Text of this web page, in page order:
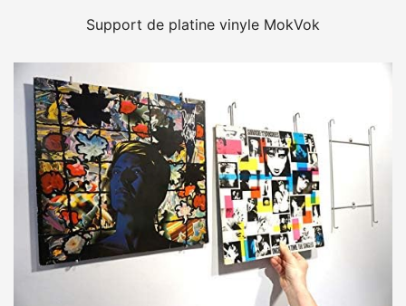
Support de platine vinyle MokVok